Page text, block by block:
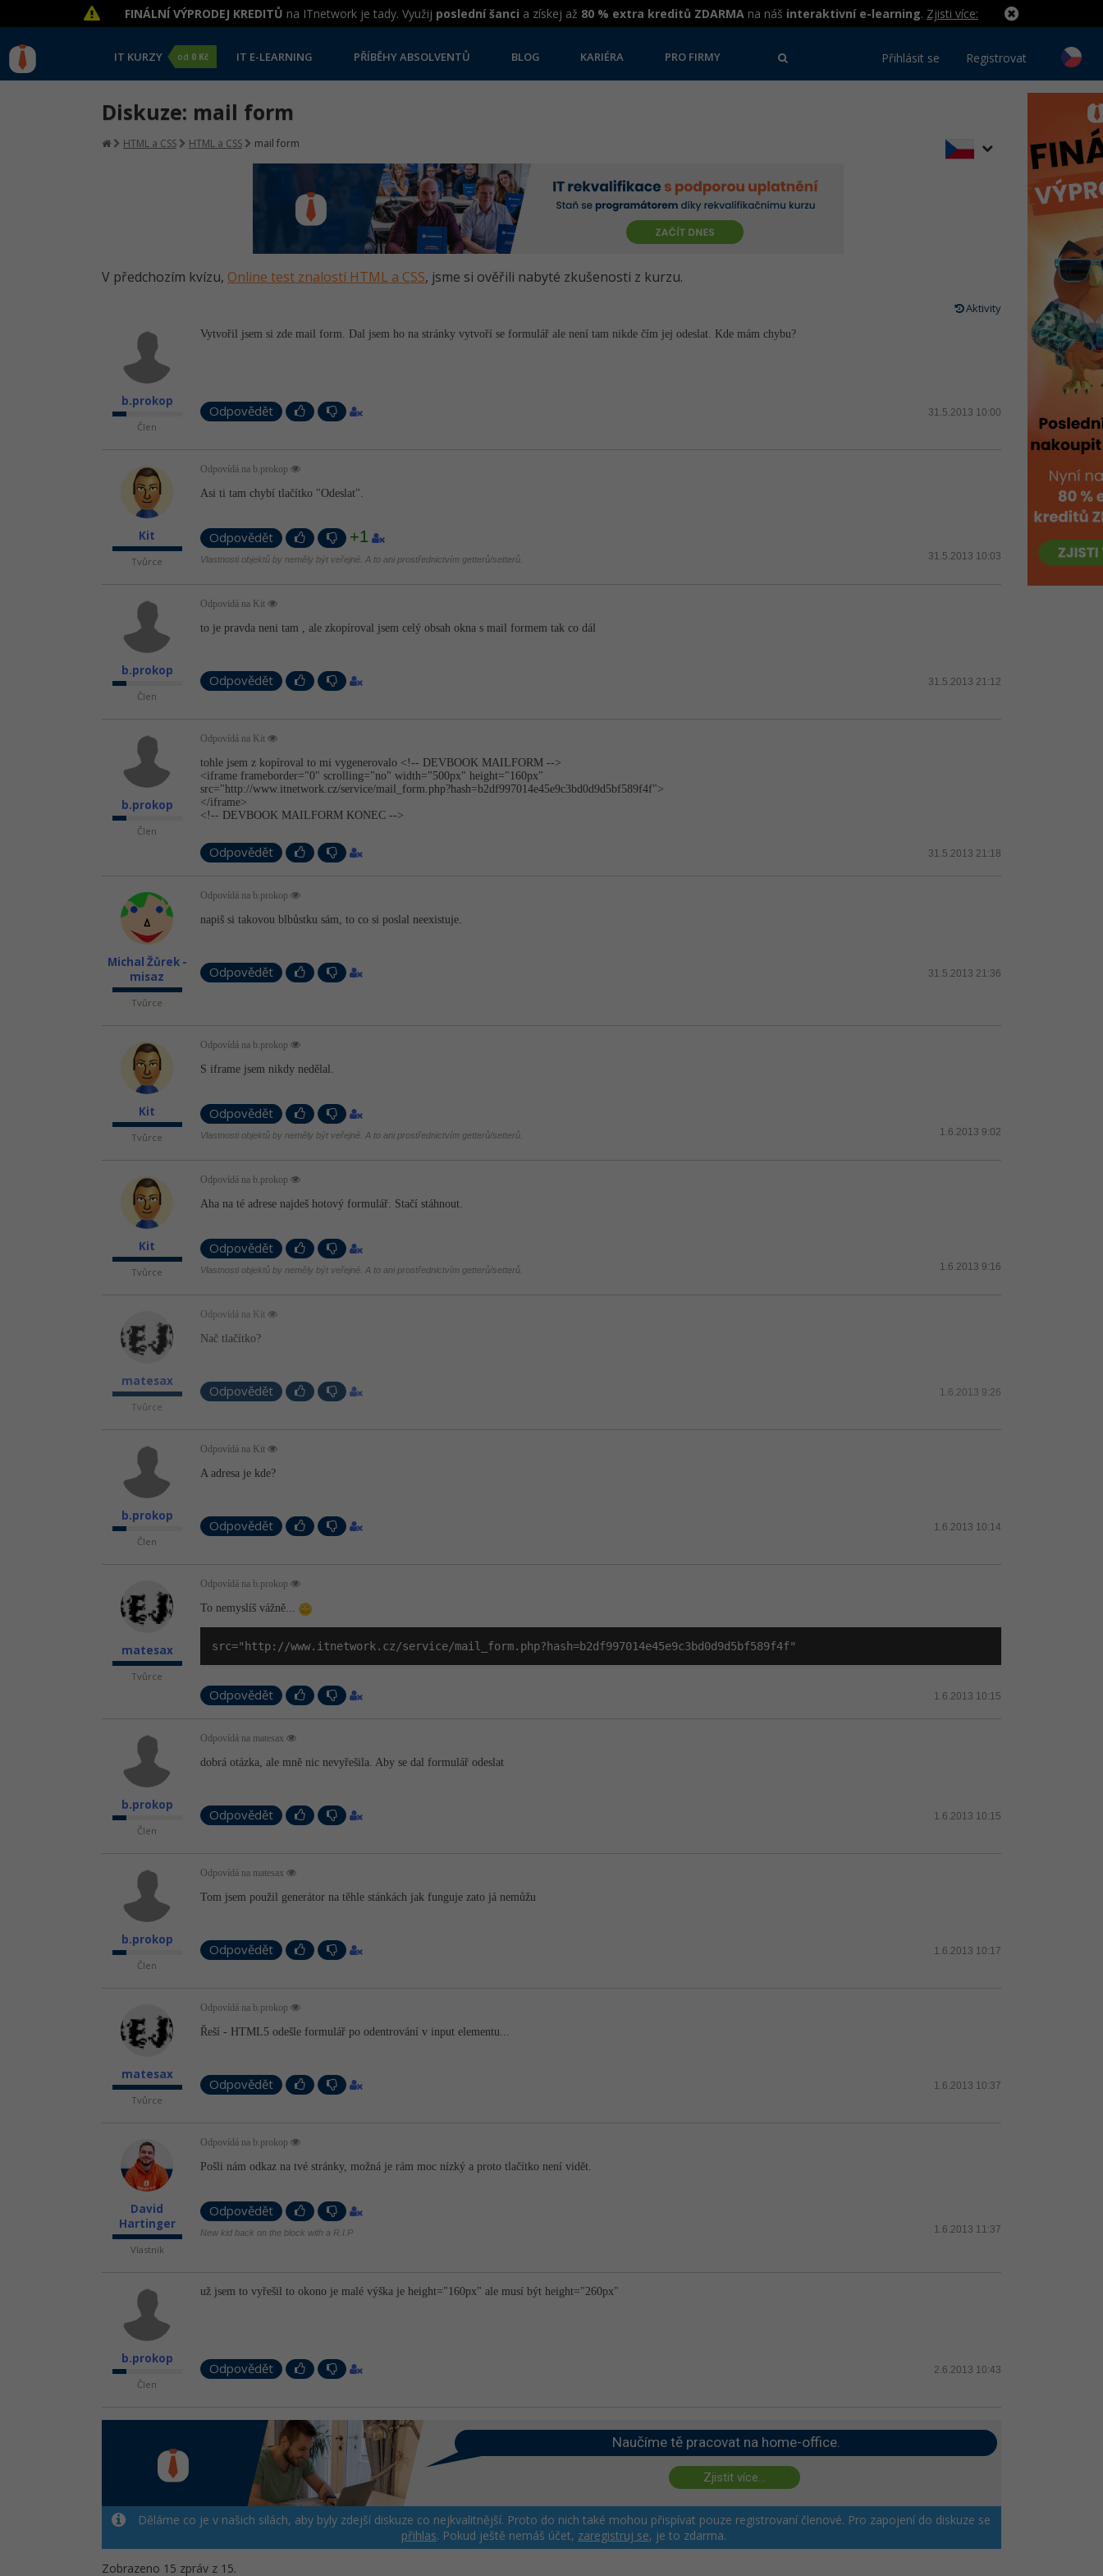
FINÁLNÍ VÝPRODEJ KREDITŮ na ITnetwork je tady. Využij poslední šanci a získej až 80 % extra kreditů ZDARMA na náš interaktivní e-learning. Zjisti více:
IT KURZY od 0 Kč IT E-LEARNING PŘÍBĚHY ABSOLVENTŮ BLOG KARIÉRA PRO FIRMY Přihlásit se Registrovat
Diskuze: mail form
HTML a CSS HTML a CSS mail form
V předchozím kvízu, Online test znalostí HTML a CSS, jsme si ověřili nabyté zkušenosti z kurzu.
Aktivity
b.prokop
Člen
Vytvořil jsem si zde mail form. Dal jsem ho na stránky vytvoří se formulář ale není tam nikde čím jej odeslat. Kde mám chybu?
Odpovědět 31.5.2013 10:00
Kit
Tvůrce
Odpovídá na b.prokop
Asi ti tam chybí tlačítko "Odeslat".
Odpovědět +1
31.5.2013 10:03
Vlastnosti objektů by neměly být veřejné. A to ani prostřednictvím getterů/setterů.
b.prokop
Člen
Odpovídá na Kit
to je pravda neni tam , ale zkopíroval jsem celý obsah okna s mail formem tak co dál
Odpovědět 31.5.2013 21:12
b.prokop
Člen
Odpovídá na Kit
tohle jsem z kopíroval to mi vygenerovalo <!-- DEVBOOK MAILFORM -->
<iframe frameborder="0" scrolling="no" width="500px" height="160px"
src="http://w­ww.itnetwork.cz/ser­vice/mail_for­m.php?hash=b2­df997014e45e9c3bd0d9d5bf­589f4f">
</iframe>
<!-- DEVBOOK MAILFORM KONEC -->
Odpovědět 31.5.2013 21:18
Michal Žůrek -
misaz
Tvůrce
Odpovídá na b.prokop
napiš si takovou blbůstku sám, to co si poslal neexistuje.
Odpovědět 31.5.2013 21:36
Kit
Tvůrce
Odpovídá na b.prokop
S iframe jsem nikdy nedělal.
Odpovědět
1.6.2013 9:02
Vlastnosti objektů by neměly být veřejné. A to ani prostřednictvím getterů/setterů.
Kit
Tvůrce
Odpovídá na b.prokop
Aha na té adrese najdeš hotový formulář. Stačí stáhnout.
Odpovědět
1.6.2013 9:16
Vlastnosti objektů by neměly být veřejné. A to ani prostřednictvím getterů/setterů.
matesax
Tvůrce
Odpovídá na Kit
Nač tlačítko?
Odpovědět 1.6.2013 9:26
b.prokop
Člen
Odpovídá na Kit
A adresa je kde?
Odpovědět 1.6.2013 10:14
matesax
Tvůrce
Odpovídá na b.prokop
To nemyslíš vážně...
src="http://www.itnetwork.cz/service/mail_form.php?hash=b2df997014e45e9c3bd0d9d5bf589f4f"
Odpovědět 1.6.2013 10:15
b.prokop
Člen
Odpovídá na matesax
dobrá otázka, ale mně nic nevyřešila. Aby se dal formulář odeslat
Odpovědět 1.6.2013 10:15
b.prokop
Člen
Odpovídá na matesax
Tom jsem použil generátor na těhle stánkách jak funguje zato já nemůžu
Odpovědět 1.6.2013 10:17
matesax
Tvůrce
Odpovídá na b.prokop
Řeší - HTML5 odešle formulář po odentrování v input elementu...
Odpovědět 1.6.2013 10:37
David
Hartinger
Vlastník
Odpovídá na b.prokop
Pošli nám odkaz na tvé stránky, možná je rám moc nízký a proto tlačítko není vidět.
Odpovědět
1.6.2013 11:37
New kid back on the block with a R.I.P
b.prokop
Člen
už jsem to vyřešil to okono je malé výška je height="160px" ale musí být height="260px"
Odpovědět 2.6.2013 10:43
Naučíme tě pracovat na home-office.
Zjistit více...
Děláme co je v našich silách, aby byly zdejší diskuze co nejkvalitnější. Proto do nich také mohou přispívat pouze registrovaní členové. Pro zapojení do diskuze se
přihlas. Pokud ještě nemáš účet, zaregistruj se, je to zdarma.
Zobrazeno 15 zpráv z 15.